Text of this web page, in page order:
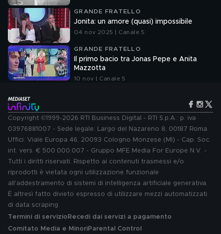
GRANDE FRATELLO
Jonita: un amore (quasi) impossibile
04 nov 2025 | Canale 5
GRANDE FRATELLO
Il primo bacio tra Jonas Pepe e Anita
Mazzotta
10 nov | Canale 5
Copyright ©1999-2026 RTI Business Digital - RTI S.p.A.: p. iva
03976881007 - Sede legale: Largo del Nazareno 8, 00187 Roma.
Uffici: Viale Europa 46, 20093 Cologno Monzese (MI) - Cap. Soc.
int. vers. € 500.000.007 - Gruppo MFE Media For Europe N.V. -
Tutti i diritti riservati. Rispetto ai contenuti trasmessi e/o
riprodotti è vietata ogni utilizzazione funzionale
all'addestramento di sistemi di intelligenza artificiale generativa.
È altresì fatto divieto espresso di utilizzare mezzi automatizzati
di data scraping.
Termini di servizio Recedi dai servizi a pagamento
Comitato Media e MinoriParental Control